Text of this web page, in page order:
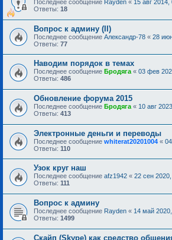
Последнее сообщение Rayden « 15 авг 2014,
Ответы: 18
Вопрос к админу (II)
Последнее сообщение Александр-78 « 28
Ответы: 77
Наводим порядок в темах
Последнее сообщение Бродяга« 03 фев
Ответы: 486
Обновление форума 2015
Последнее сообщение Бродяга « 10 авг
Ответы: 413
Электронные деньги и переводы
Последнее сообщение whiterat20201004 «
Ответы: 110
Узок круг наш
Последнее сообщение afz1942 « 22 сен
Ответы: 111
Вопрос к админу
Последнее сообщение Rayden « 14 май
Ответы: 1499
Скайп (Skype) как средство